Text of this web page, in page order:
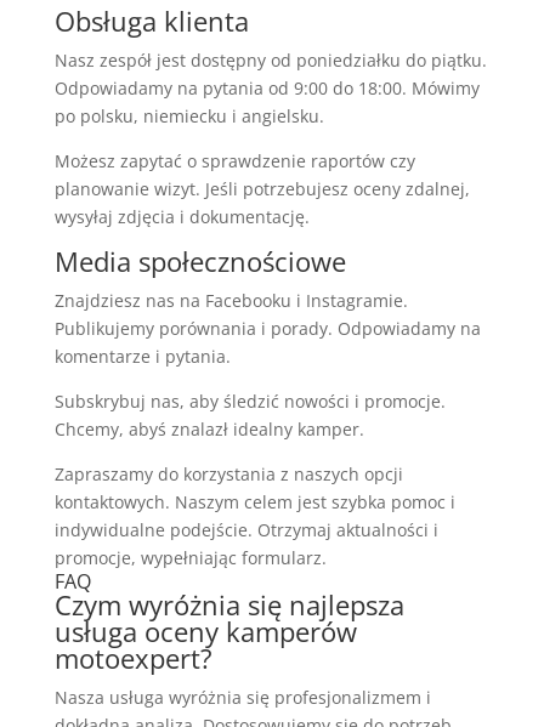
Obsługa klienta
Nasz zespół jest dostępny od poniedziałku do piątku.
Odpowiadamy na pytania od 9:00 do 18:00. Mówimy
po polsku, niemiecku i angielsku.
Możesz zapytać o sprawdzenie raportów czy
planowanie wizyt. Jeśli potrzebujesz oceny zdalnej,
wysyłaj zdjęcia i dokumentację.
Media społecznościowe
Znajdziesz nas na Facebooku i Instagramie.
Publikujemy porównania i porady. Odpowiadamy na
komentarze i pytania.
Subskrybuj nas, aby śledzić nowości i promocje.
Chcemy, abyś znalazł idealny kamper.
Zapraszamy do korzystania z naszych opcji
kontaktowych. Naszym celem jest szybka pomoc i
indywidualne podejście. Otrzymaj aktualności i
promocje, wypełniając formularz.
FAQ
Czym wyróżnia się najlepsza
usługa oceny kamperów
motoexpert?
Nasza usługa wyróżnia się profesjonalizmem i